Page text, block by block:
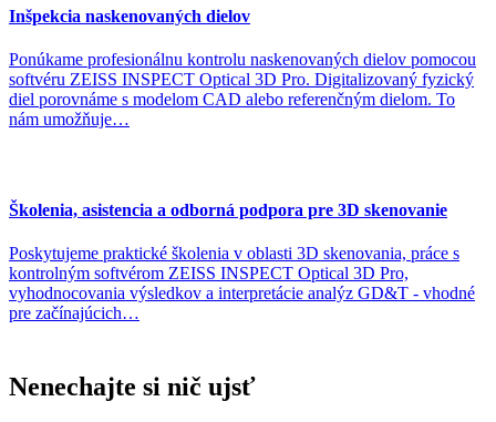
Inšpekcia naskenovaných dielov
Ponúkame profesionálnu kontrolu naskenovaných dielov pomocou
softvéru ZEISS INSPECT Optical 3D Pro. Digitalizovaný fyzický
diel porovnáme s modelom CAD alebo referenčným dielom. To
nám umožňuje…
Školenia, asistencia a odborná podpora pre 3D skenovanie
Poskytujeme praktické školenia v oblasti 3D skenovania, práce s
kontrolným softvérom ZEISS INSPECT Optical 3D Pro,
vyhodnocovania výsledkov a interpretácie analýz GD&T - vhodné
pre začínajúcich…
Nenechajte si nič ujsť